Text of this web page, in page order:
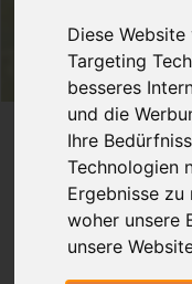
Diese
Targeting
besseres
und die
Ihre
Technologien
Ergebnisse zu
woher unsere
unsere